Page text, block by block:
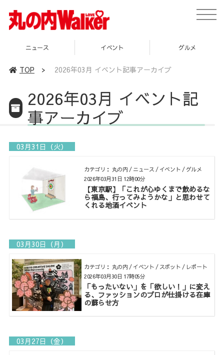
toggle
TOP > 2026年03月 イベント記事アーカイブ
2026年03月 イベント記
事アーカイブ
03月31日（火）
カテゴリ： 丸の内 / ニュース / イベント / グルメ
【東京駅】「これが心ゆくまで飲めるな
ら福島、行ってみようかな」と思わせて
くれる地酒イベント
2026年03月31日 12時00分
03月30日（月）
カテゴリ： 丸の内 / イベント / スポット / レポート
「もったいない」を「欲しい！」に変え
る、ファッションのプロが仕掛ける在庫
の蘇らせ方
2026年03月30日 17時05分
03月27日（金）